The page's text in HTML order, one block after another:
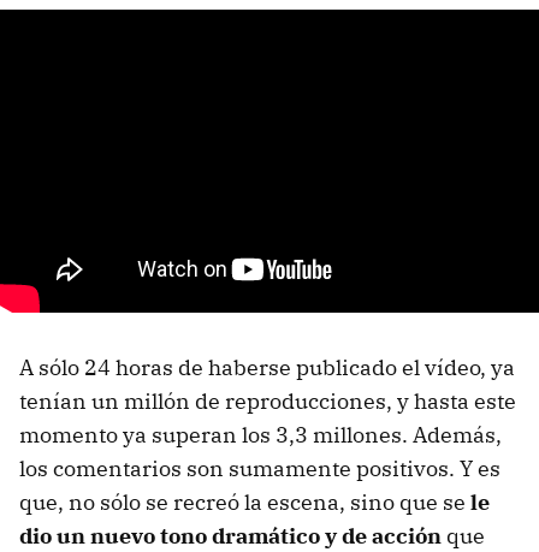
A sólo 24 horas de haberse publicado el vídeo, ya
tenían un millón de reproducciones, y hasta este
momento ya superan los 3,3 millones. Además,
los comentarios son sumamente positivos. Y es
que, no sólo se recreó la escena, sino que se le
dio un nuevo tono dramático y de acción que